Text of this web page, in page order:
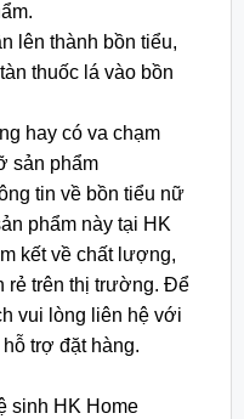
lên thành bồn tiểu,
thuốc lá vào bồn
hay có va chạm
sản phẩm
tin về bồn tiểu nữ
phẩm này tại HK
kết về chất lượng,
rẻ trên thị trường. Để
vui lòng liên hệ với
trợ đặt hàng.
sinh HK Home